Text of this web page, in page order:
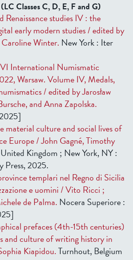
Classes C, D, E, F and G)
Renaissance studies IV : the
early modern studies / edited by
Winter. New York : Iter
International Numismatic
Warsaw. Volume IV, Medals,
/ edited by Jarosław
and Anna Zapolska.
material culture and social lives of
Europe / John Gagné, Timothy
Kingdom ; New York, NY :
Press, 2025.
templari nel Regno di Sicilia
e uomini / Vito Ricci ;
de Palma. Nocera Superiore :
prefaces (4th-15th centuries)
and culture of writing history in
Kiapidou.Turnhout, Belgium